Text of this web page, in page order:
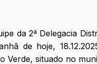
da 2ª Delegacia
de hoje,
Verde, situado no